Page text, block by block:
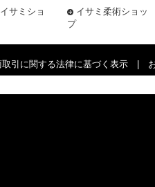
サミショ
イサミ柔術ショッ
プ
取引に関する法律に基づく表示